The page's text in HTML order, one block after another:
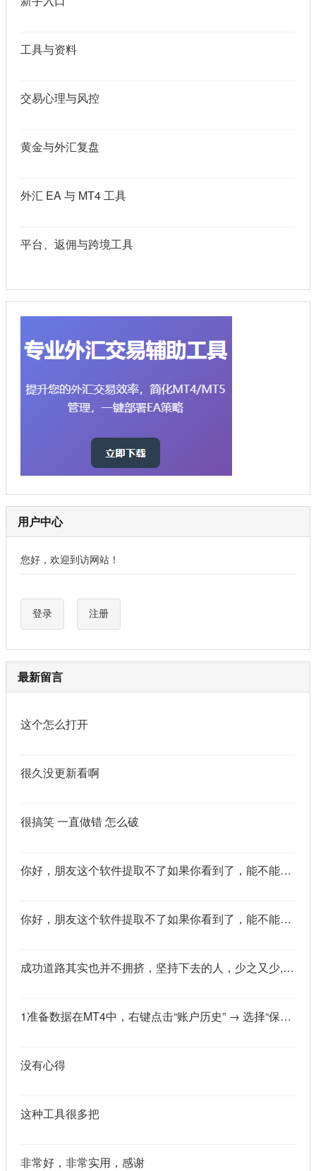
工具与资料
交易心理与风控
黄金与外汇复盘
外汇 EA 与 MT4 工具
平台、返佣与跨境工具
用户中心
您好，欢迎到访网站！
登录 注册
最新留言
这个怎么打开
很久没更新看啊
很搞笑 一直做错 怎么破
你好，朋友这个软件提取不了如果你看到了，能不能把这个纯净版的发我邮箱里不
你好，朋友这个软件提取不了如果你看到了，能不能把这个纯净版的发我邮箱里不
成功道路其实也并不拥挤，坚持下去的人，少之又少,说的真好
1准备数据在MT4中，右键点击“账户历史” → 选择“保存为详细户口结单” → 保存为一个HTML文件。用Excel打开这个HTML文件，或者打开它并复制全部内容，粘贴到一个空白Excel工作表中。2使用你的.xlsm文件打开你已经保存好的“MT4报表合并神器.xlsm”文件。将上一步中未处理的两行数据，复制并粘贴到这个.xlsm文件的第一个工作表中。3运行宏在Excel中，按快捷键 Alt + F8 打开“宏”对话框。选择名为 MergeMT4Statement_Ultimate 的宏，然后点击“执行”或“运行”。4完成宏运行后，你会发现原本错位成两行的数据，已经自动合并成一行了。
没有心得
这种工具很多把
非常好，非常实用，感谢